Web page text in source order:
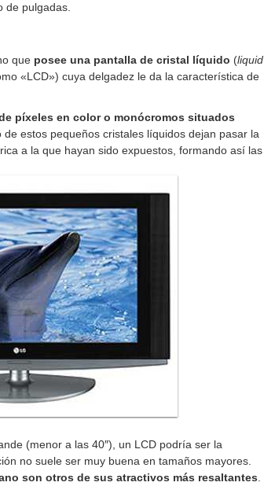
de pulgadas.
que posee una pantalla de cristal líquido (liquid
«LCD») cuya delgadez le da la característica de
píxeles en color o monócromos situados
de estos pequeños cristales líquidos dejan pasar la
a la que hayan sido expuestos, formando así las
(menor a las 40″), un LCD podría ser la
no suele ser muy buena en tamaños mayores.
son otros de sus atractivos más resaltantes